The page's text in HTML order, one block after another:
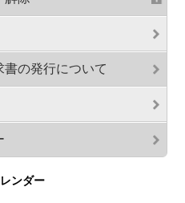
の発行について
ンダー